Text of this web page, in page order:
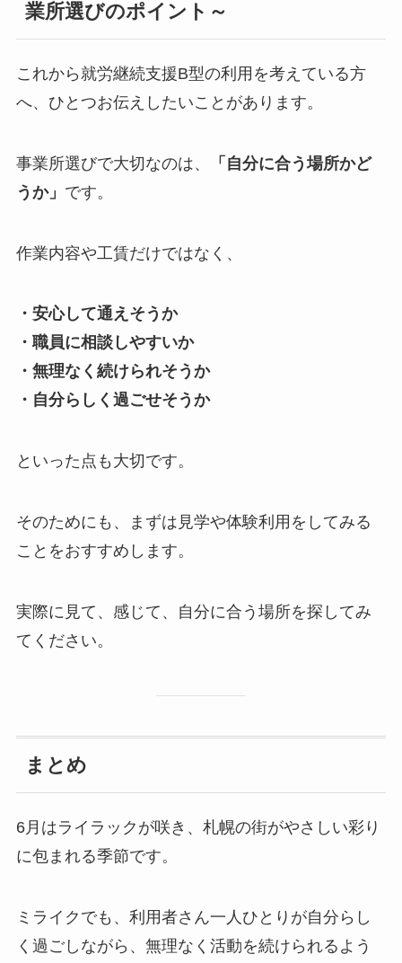
業所選びのポイント～
これから就労継続支援B型の利用を考えている方
へ、ひとつお伝えしたいことがあります。
事業所選びで大切なのは、
「自分に合う場所かど
うか」 です。
作業内容や工賃だけではなく、
・安心して通えそうか
・職員に相談しやすいか
・無理なく続けられそうか
・自分らしく過ごせそうか
といった点も大切です。
そのためにも、まずは見学や体験利用をしてみる
ことをおすすめします。
実際に見て、感じて、自分に合う場所を探してみ
てください。
まとめ
6月はライラックが咲き、札幌の街がやさしい彩り
に包まれる季節です。
ミライクでも、利用者さん一人ひとりが自分らし
く過ごしながら、無理なく活動を続けられるよう